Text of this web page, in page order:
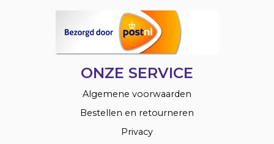
ONZE SERVICE
Algemene voorwaarden
Bestellen en retourneren
Privacy